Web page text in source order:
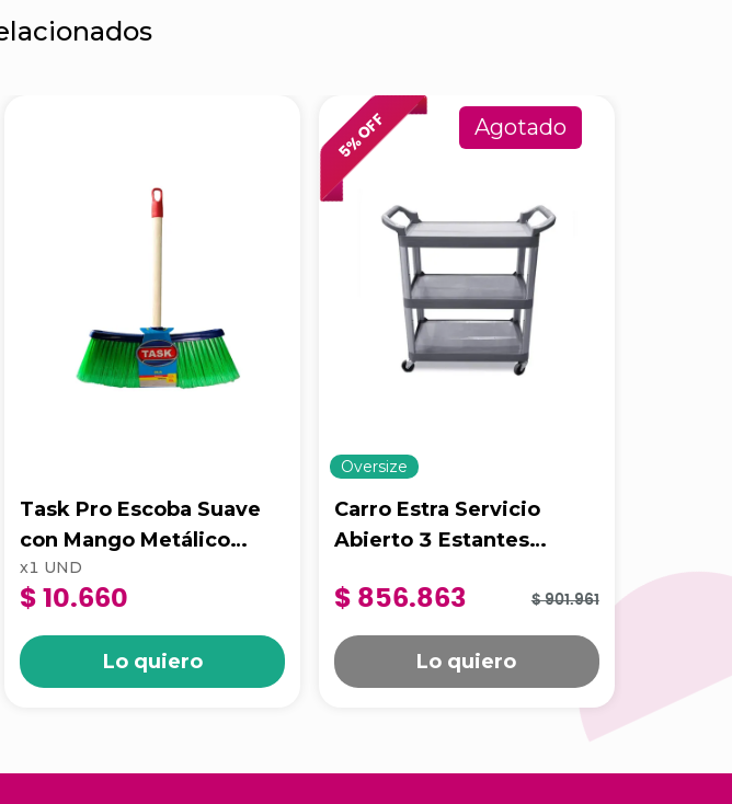
Task Pro Escoba Suave
con Mango Metálico
Super Dalia
x1 UND
$ 10.660
Lo quiero
5
% OFF
Oversize
Agotado
Carro Estra Servicio
Abierto 3 Estantes
$ 856.863 $ 901.961
Lo quiero
Negro
Unidad